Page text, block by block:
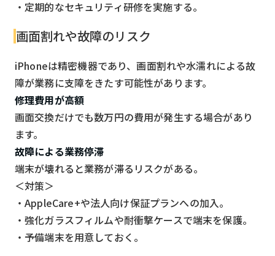
・定期的なセキュリティ研修を実施する。
画面割れや故障のリスク
iPhoneは精密機器であり、画面割れや水濡れによる故
障が業務に支障をきたす可能性があります。
修理費用が高額
画面交換だけでも数万円の費用が発生する場合があり
ます。
故障による業務停滞
端末が壊れると業務が滞るリスクがある。
＜対策＞
・AppleCare+や法人向け保証プランへの加入。
・強化ガラスフィルムや耐衝撃ケースで端末を保護。
・予備端末を用意しておく。